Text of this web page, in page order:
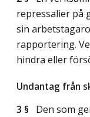
repressalier på
sin
rapportering.
hindra eller
Undantag från
3 § Den som